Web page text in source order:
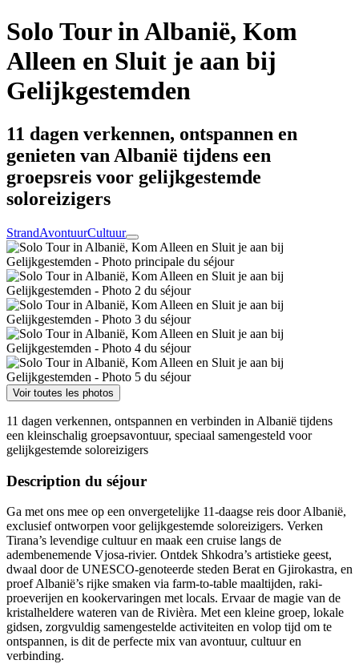
Solo Tour in Albanië, Kom
Alleen en Sluit je aan bij
Gelijkgestemden
11 dagen verkennen, ontspannen en
genieten van Albanië tijdens een
groepsreis voor gelijkgestemde
soloreizigers
StrandAvontuurCultuur
Voir toutes les photos
11 dagen verkennen, ontspannen en verbinden in Albanië tijdens
een kleinschalig groepsavontuur, speciaal samengesteld voor
gelijkgestemde soloreizigers
Description du séjour
Ga met ons mee op een onvergetelijke 11-daagse reis door Albanië,
exclusief ontworpen voor gelijkgestemde soloreizigers. Verken
Tirana’s levendige cultuur en maak een cruise langs de
adembenemende Vjosa-rivier. Ontdek Shkodra’s artistieke geest,
dwaal door de UNESCO-genoteerde steden Berat en Gjirokastra, en
proef Albanië’s rijke smaken via farm-to-table maaltijden, raki-
proeverijen en kookervaringen met locals. Ervaar de magie van de
kristalheldere wateren van de Rivièra. Met een kleine groep, lokale
gidsen, zorgvuldig samengestelde activiteiten en volop tijd om te
ontspannen, is dit de perfecte mix van avontuur, cultuur en
verbinding.